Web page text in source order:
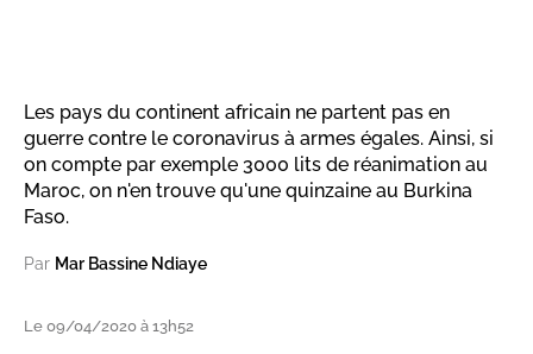
Les pays du continent africain ne partent pas en
guerre contre le coronavirus à armes égales. Ainsi, si
on compte par exemple 3000 lits de réanimation au
Maroc, on n'en trouve qu'une quinzaine au Burkina
Faso.
Par Mar Bassine Ndiaye
Le 09/04/2020 à 13h52